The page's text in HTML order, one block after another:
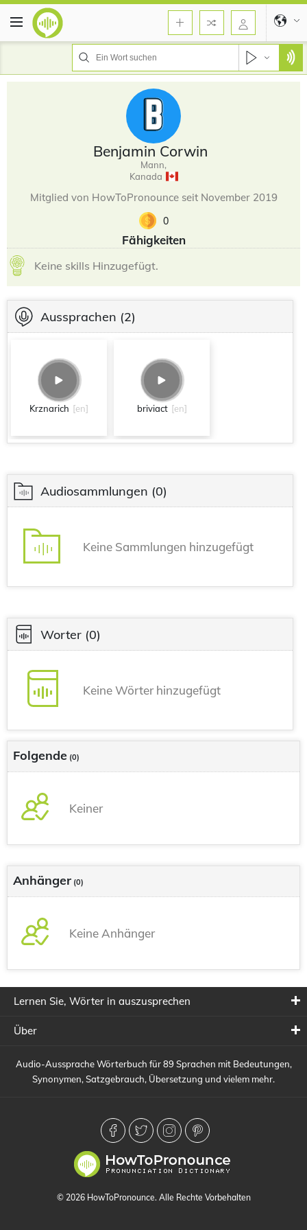
Benjamin Corwin
Mann,
Kanada
Mitglied von HowToPronounce seit November 2019
0
Fähigkeiten
Keine skills Hinzugefügt.
Aussprachen (2)
Krznarich [en] briviact [en]
Audiosammlungen (0)
Keine Sammlungen hinzugefügt
Worter (0)
Keine Wörter hinzugefügt
Folgende (0)
Keiner
Anhänger (0)
Keine Anhänger
Lernen Sie, Wörter in auszusprechen
Über
Audio-Aussprache Wörterbuch für 89 Sprachen mit Bedeutungen,
Synonymen, Satzgebrauch, Übersetzung und vielem mehr.
© 2026 HowToPronounce. Alle Rechte Vorbehalten